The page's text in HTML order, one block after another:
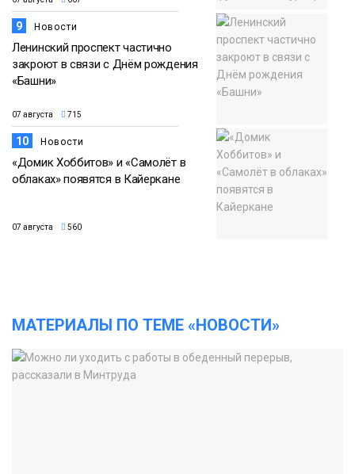
9 Новости
Ленинский проспект частично
закроют в связи с Днём рождения
«Башни»
07 августа 715
10 Новости
«Домик Хоббитов» и «Самолёт в
облаках» появятся в Кайеркане
07 августа 560
МАТЕРИАЛЫ ПО ТЕМЕ «НОВОСТИ»